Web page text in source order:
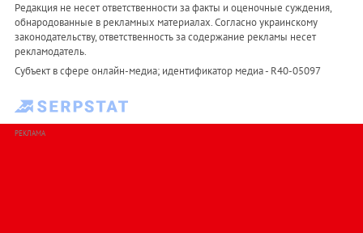
Редакция не несет ответственности за факты и оценочные суждения,
обнародованные в рекламных материалах. Согласно украинскому
законодательству, ответственность за содержание рекламы несет
рекламодатель.
Субъект в сфере онлайн-медиа; идентификатор медиа - R40-05097
РЕКЛАМА